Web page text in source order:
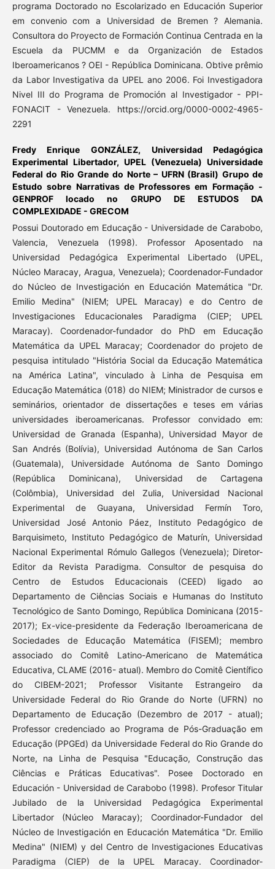
programa Doctorado no Escolarizado en Educación Superior
em convenio com a Universidad de Bremen ? Alemania.
Consultora do Proyecto de Formación Continua Centrada en la
Escuela da PUCMM e da Organización de Estados
Iberoamericanos ? OEI - República Dominicana. Obtive prêmio
da Labor Investigativa da UPEL ano 2006. Foi Investigadora
Nivel III do Programa de Promoción al Investigador - PPI-
FONACIT - Venezuela. https://orcid.org/0000-0002-4965-
2291
Fredy Enrique GONZÁLEZ, Universidad Pedagógica
Experimental Libertador, UPEL (Venezuela) Universidade
Federal do Rio Grande do Norte – UFRN (Brasil) Grupo de
Estudo sobre Narrativas de Professores em Formação -
GENPROF locado no GRUPO DE ESTUDOS DA
COMPLEXIDADE - GRECOM
Possui Doutorado em Educação - Universidade de Carabobo,
Valencia, Venezuela (1998). Professor Aposentado na
Universidad Pedagógica Experimental Libertado (UPEL,
Núcleo Maracay, Aragua, Venezuela); Coordenador-Fundador
do Núcleo de Investigación en Educación Matemática "Dr.
Emilio Medina" (NIEM; UPEL Maracay) e do Centro de
Investigaciones Educacionales Paradigma (CIEP; UPEL
Maracay). Coordenador-fundador do PhD em Educação
Matemática da UPEL Maracay; Coordenador do projeto de
pesquisa intitulado "História Social da Educação Matemática
na América Latina", vinculado à Linha de Pesquisa em
Educação Matemática (018) do NIEM; Ministrador de cursos e
seminários, orientador de dissertações e teses em várias
universidades iberoamericanas. Professor convidado em:
Universidad de Granada (Espanha), Universidad Mayor de
San Andrés (Bolívia), Universidad Autónoma de San Carlos
(Guatemala), Universidade Autónoma de Santo Domingo
(República Dominicana), Universidad de Cartagena
(Colômbia), Universidad del Zulia, Universidad Nacional
Experimental de Guayana, Universidad Fermín Toro,
Universidad José Antonio Páez, Instituto Pedagógico de
Barquisimeto, Instituto Pedagógico de Maturín, Universidad
Nacional Experimental Rómulo Gallegos (Venezuela); Diretor-
Editor da Revista Paradigma. Consultor de pesquisa do
Centro de Estudos Educacionais (CEED) ligado ao
Departamento de Ciências Sociais e Humanas do Instituto
Tecnológico de Santo Domingo, República Dominicana (2015-
2017); Ex-vice-presidente da Federação Iberoamericana de
Sociedades de Educação Matemática (FISEM); membro
associado do Comitê Latino-Americano de Matemática
Educativa, CLAME (2016- atual). Membro do Comitê Científico
do CIBEM-2021; Professor Visitante Estrangeiro da
Universidade Federal do Rio Grande do Norte (UFRN) no
Departamento de Educação (Dezembro de 2017 - atual);
Professor credenciado ao Programa de Pós-Graduação em
Educação (PPGEd) da Universidade Federal do Rio Grande do
Norte, na Linha de Pesquisa "Educação, Construção das
Ciências e Práticas Educativas". Posee Doctorado en
Educación - Universidad de Carabobo (1998). Profesor Titular
Jubilado de la Universidad Pedagógica Experimental
Libertador (Núcleo Maracay); Coordinador-Fundador del
Núcleo de Investigación en Educación Matemática "Dr. Emilio
Medina" (NIEM) y del Centro de Investigaciones Educativas
Paradigma (CIEP) de la UPEL Maracay. Coordinador-